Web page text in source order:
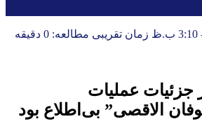
زمان تقریبی مطالعه: 0 دقیقه
جزئیات عملیات
الاقصی” بی‌اطلاع بود